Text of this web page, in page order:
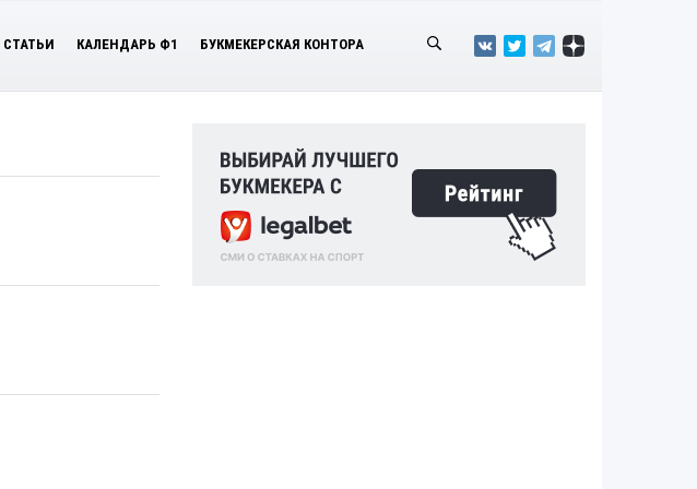
СТАТЬИ КАЛЕНДАРЬ Ф1 БУКМЕКЕРСКАЯ КОНТОРА